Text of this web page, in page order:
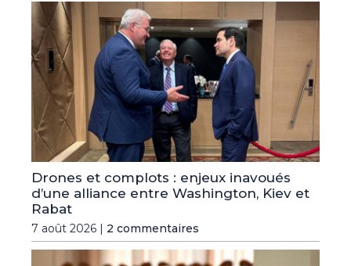
Drones et complots : enjeux inavoués
d’une alliance entre Washington, Kiev et
Rabat
7 août 2026 | 2 commentaires